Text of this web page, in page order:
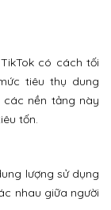
có cách tối
tiêu thụ dung
các nền tảng này
tốn.
lượng sử dụng
nhau giữa người